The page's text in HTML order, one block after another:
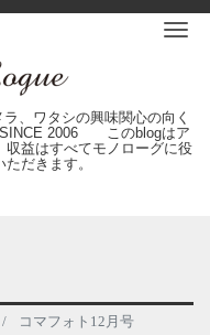
、ワタシの興味関心の向く
SINCE 2006 このblogはア
収益はすべてモノローグに役
だきます。
コマフォト12月号